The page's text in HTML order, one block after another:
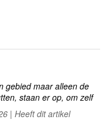
gebied maar alleen de
staan er op, om zelf
| Heeft dit artikel